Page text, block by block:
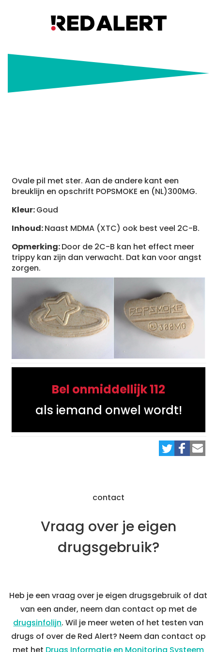
Ovale pil met ster. Aan de andere kant een
breuklijn en opschrift POPSMOKE en (NL)300MG.
Kleur:Goud
Inhoud:Naast MDMA (XTC) ook best veel 2C-B.
Opmerking:Door de 2C-B kan het effect meer
trippy kan zijn dan verwacht. Dat kan voor angst
zorgen.
Bel onmiddellijk 112
als iemand onwel wordt!
contact
Vraag over je eigen
drugsgebruik?
Heb je een vraag over je eigen drugsgebruik of dat
van een ander, neem dan contact op met de
drugsinfolijn. Wil je meer weten of het testen van
drugs of over de Red Alert? Neem dan contact op